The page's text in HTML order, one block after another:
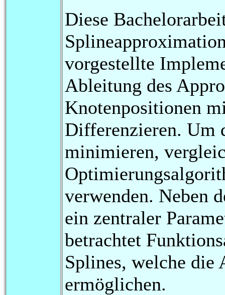
Diese
vorgestellte
Ableitung des
Knotenpositionen
Differenzieren. Um
minimieren,
verwenden. Neben
ein zentraler
betrachtet
Splines, welche die
ermöglichen.